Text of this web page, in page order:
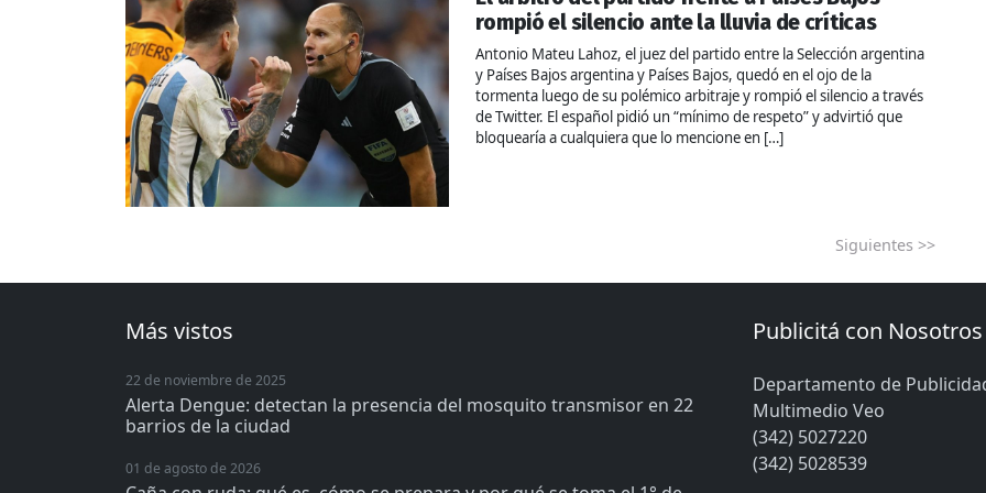
rompió el silencio ante la lluvia de críticas
Antonio Mateu Lahoz​, el juez del partido entre la Selección argentina
y Países Bajos argentina y Países Bajos, quedó en el ojo de la
tormenta luego de su polémico arbitraje y rompió el silencio a través
de Twitter. El español pidió un “mínimo de respeto” y advirtió que
bloquearía a cualquiera que lo mencione en […]
Siguientes >>
Más vistos
22 de noviembre de 2025
Alerta Dengue: detectan la presencia del mosquito transmisor en 22
barrios de la ciudad
01 de agosto de 2026
Publicitá con Nosotros
Departamento de
Multimedio Veo
(342) 5027220
(342) 5028539